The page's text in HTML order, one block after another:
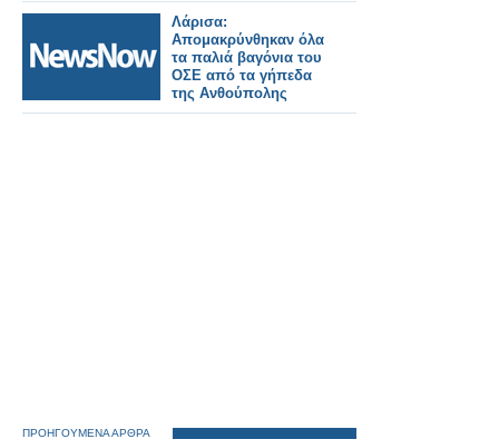
Λάρισα:
Απομακρύνθηκαν όλα
τα παλιά βαγόνια του
ΟΣΕ από τα γήπεδα
της Ανθούπολης
(φωτ.)
ΠΡΟΗΓΟΥΜΕΝΑ ΑΡΘΡΑ